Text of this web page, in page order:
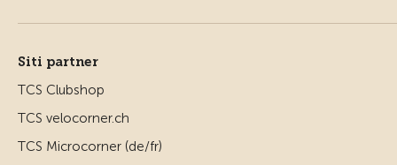
Siti partner
TCS Clubshop
TCS velocorner.ch
TCS Microcorner (de/fr)